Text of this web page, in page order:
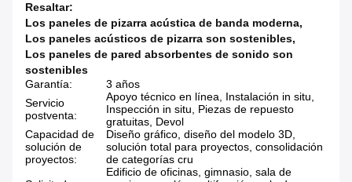
Resaltar:
Los paneles de pizarra acústica de banda moderna,
Los paneles acústicos de pizarra son sostenibles,
Los paneles de pared absorbentes de sonido son
sostenibles
Garantía:
3 años
Servicio
postventa:
Apoyo técnico en línea, Instalación in situ,
Inspección in situ, Piezas de repuesto
gratuitas, Devol
Capacidad de
solución de
proyectos:
Diseño gráfico, diseño del modelo 3D,
solución total para proyectos, consolidación
de categorías cru
Edificio de oficinas, gimnasio, sala de